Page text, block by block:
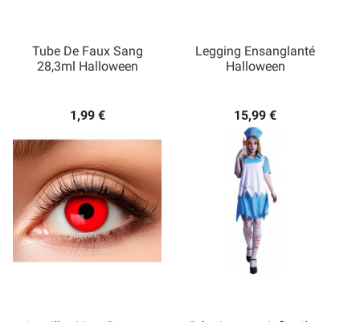
Tube De Faux Sang
28,3ml Halloween
1,99 €
Legging Ensanglanté
Halloween
15,99 €